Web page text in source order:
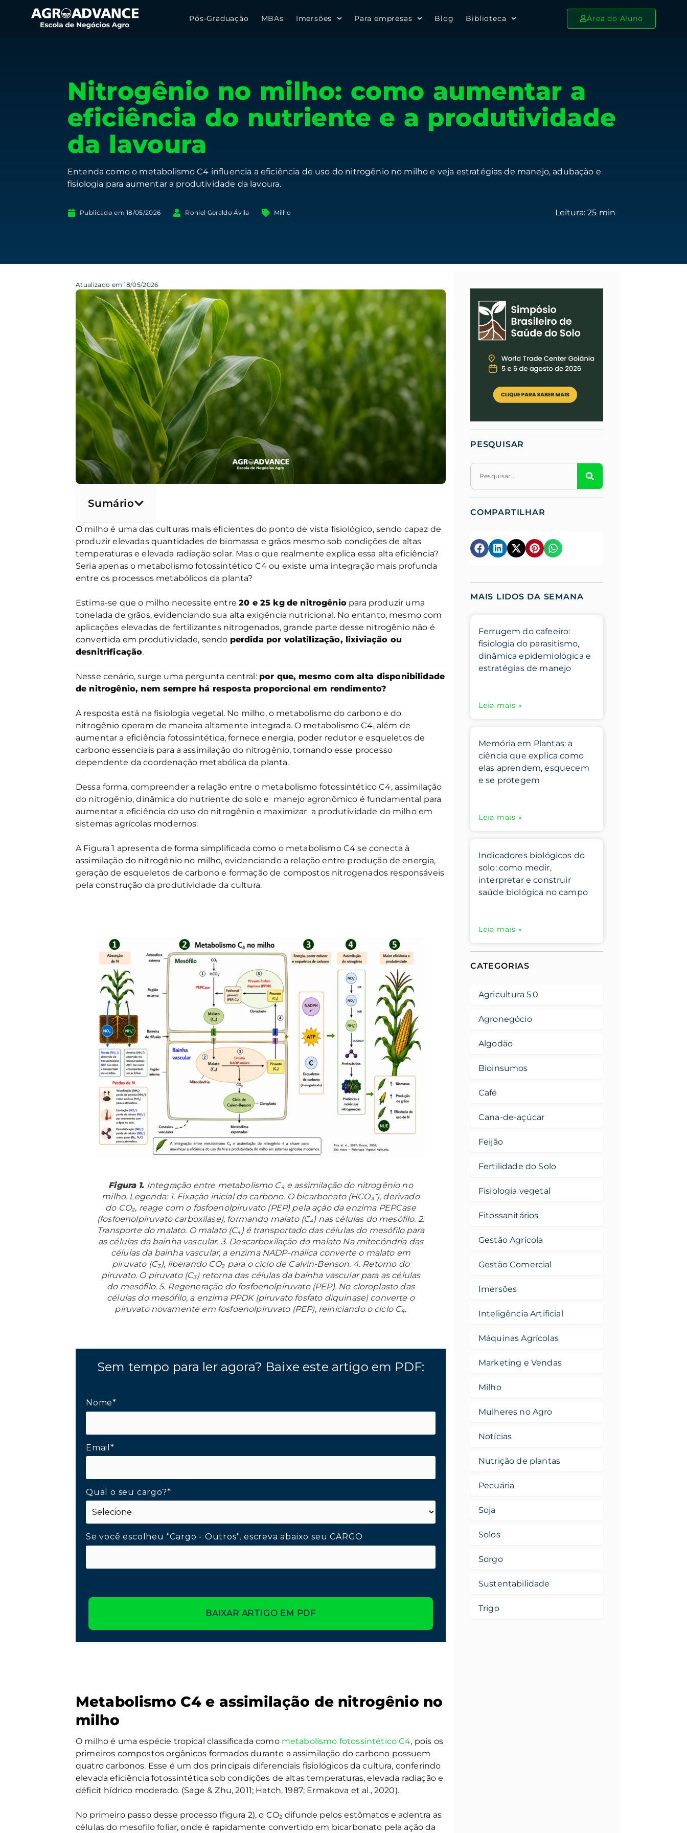
Pós-Graduação MBAs Imersões Para empresas Blog Biblioteca Área do Aluno
Nitrogênio no milho: como aumentar a
eficiência do nutriente e a produtividade
da lavoura
Entenda como o metabolismo C4 influencia a eficiência de uso do nitrogênio no milho e veja estratégias de manejo, adubação e
fisiologia para aumentar a produtividade da lavoura.
Publicado em 18/05/2026 Roniel Geraldo Ávila Milho
Atualizado em 18/05/2026
Sumário
O milho é uma das culturas mais eficientes do ponto de vista fisiológico, sendo capaz de
produzir elevadas quantidades de biomassa e grãos mesmo sob condições de altas
temperaturas e elevada radiação solar. Mas o que realmente explica essa alta eficiência?
Seria apenas o metabolismo fotossintético C4 ou existe uma integração mais profunda
entre os processos metabólicos da planta?
Estima-se que o milho necessite entre20 e 25 kg de nitrogêniopara produzir uma
tonelada de grãos, evidenciando sua alta exigência nutricional. No entanto, mesmo com
aplicações elevadas de fertilizantes nitrogenados, grande parte desse nitrogênio não é
convertida em produtividade, sendo perdida por volatilização, lixiviação ou
desnitrificação.
Nesse cenário, surge uma pergunta central: por que, mesmo com alta disponibilidade
de nitrogênio, nem sempre há resposta proporcional em rendimento?
A resposta está na fisiologia vegetal. No milho, o metabolismo do carbono e do
nitrogênio operam de maneira altamente integrada. O metabolismo C4, além de
aumentar a eficiência fotossintética, fornece energia, poder redutor e esqueletos de
carbono essenciais para a assimilação do nitrogênio, tornando esse processo
dependente da coordenação metabólica da planta.
Dessa forma, compreender a relação entre o metabolismo fotossintético C4, assimilação
do nitrogênio, dinâmica do nutriente do solo e manejo agronômico é fundamental para
aumentar a eficiência do uso do nitrogênio e maximizar a produtividade do milho em
sistemas agrícolas modernos.
A Figura 1 apresenta de forma simplificada como o metabolismo C4 se conecta à
assimilação do nitrogênio no milho, evidenciando a relação entre produção de energia,
geração de esqueletos de carbono e formação de compostos nitrogenados responsáveis
pela construção da produtividade da cultura.
Figura 1. Integração entre metabolismo C₄ e assimilação do nitrogênio no
milho. Legenda: 1. Fixação inicial do carbono. O bicarbonato (HCO₃⁻), derivado
do CO₂, reage com o fosfoenolpiruvato (PEP) pela ação da enzima PEPCase
(fosfoenolpiruvato carboxilase), formando malato (C₄) nas células do mesófilo. 2.
Transporte do malato. O malato (C₄) é transportado das células do mesófilo para
as células da bainha vascular. 3. Descarboxilação do malato Na mitocôndria das
células da bainha vascular, a enzima NADP-málica converte o malato em
piruvato (C₃), liberando CO₂ para o ciclo de Calvin-Benson. 4. Retorno do
piruvato. O piruvato (C₃) retorna das células da bainha vascular para as células
do mesófilo. 5. Regeneração do fosfoenolpiruvato (PEP). No cloroplasto das
células do mesófilo, a enzima PPDK (piruvato fosfato diquinase) converte o
piruvato novamente em fosfoenolpiruvato (PEP), reiniciando o ciclo C₄.
Sem tempo para ler agora? Baixe este artigo em PDF:
Nome*
Email*
Qual o seu cargo?*
Se você escolheu "Cargo - Outros", escreva abaixo seu CARGO
BAIXAR ARTIGO EM PDF
Metabolismo C4 e assimilação de nitrogênio no
milho
O milho é uma espécie tropical classificada como metabolismo fotossintético C4, pois os
primeiros compostos orgânicos formados durante a assimilação do carbono possuem
quatro carbonos. Esse é um dos principais diferenciais fisiológicos da cultura, conferindo
elevada eficiência fotossintética sob condições de altas temperaturas, elevada radiação e
déficit hídrico moderado. (Sage & Zhu, 2011; Hatch, 1987; Ermakova et al., 2020).
No primeiro passo desse processo (figura 2), o CO₂ difunde pelos estômatos e adentra as
células do mesofilo foliar, onde é rapidamente convertido em bicarbonato pela ação da
PESQUISAR
COMPARTILHAR
MAIS LIDOS DA SEMANA
Ferrugem do cafeeiro:
fisiologia do parasitismo,
dinâmica epidemiológica e
estratégias de manejo
Leia mais »
Memória em Plantas: a
ciência que explica como
elas aprendem, esquecem
e se protegem
Leia mais »
Indicadores biológicos do
solo: como medir,
interpretar e construir
saúde biológica no campo
Leia mais »
CATEGORIAS
Agricultura 5.0
Agronegócio
Algodão
Bioinsumos
Café
Cana-de-açúcar
Feijão
Fertilidade do Solo
Fisiologia vegetal
Fitossanitários
Gestão Agrícola
Gestão Comercial
Imersões
Inteligência Artificial
Máquinas Agrícolas
Marketing e Vendas
Milho
Mulheres no Agro
Notícias
Nutrição de plantas
Pecuária
Soja
Solos
Sorgo
Sustentabilidade
Trigo